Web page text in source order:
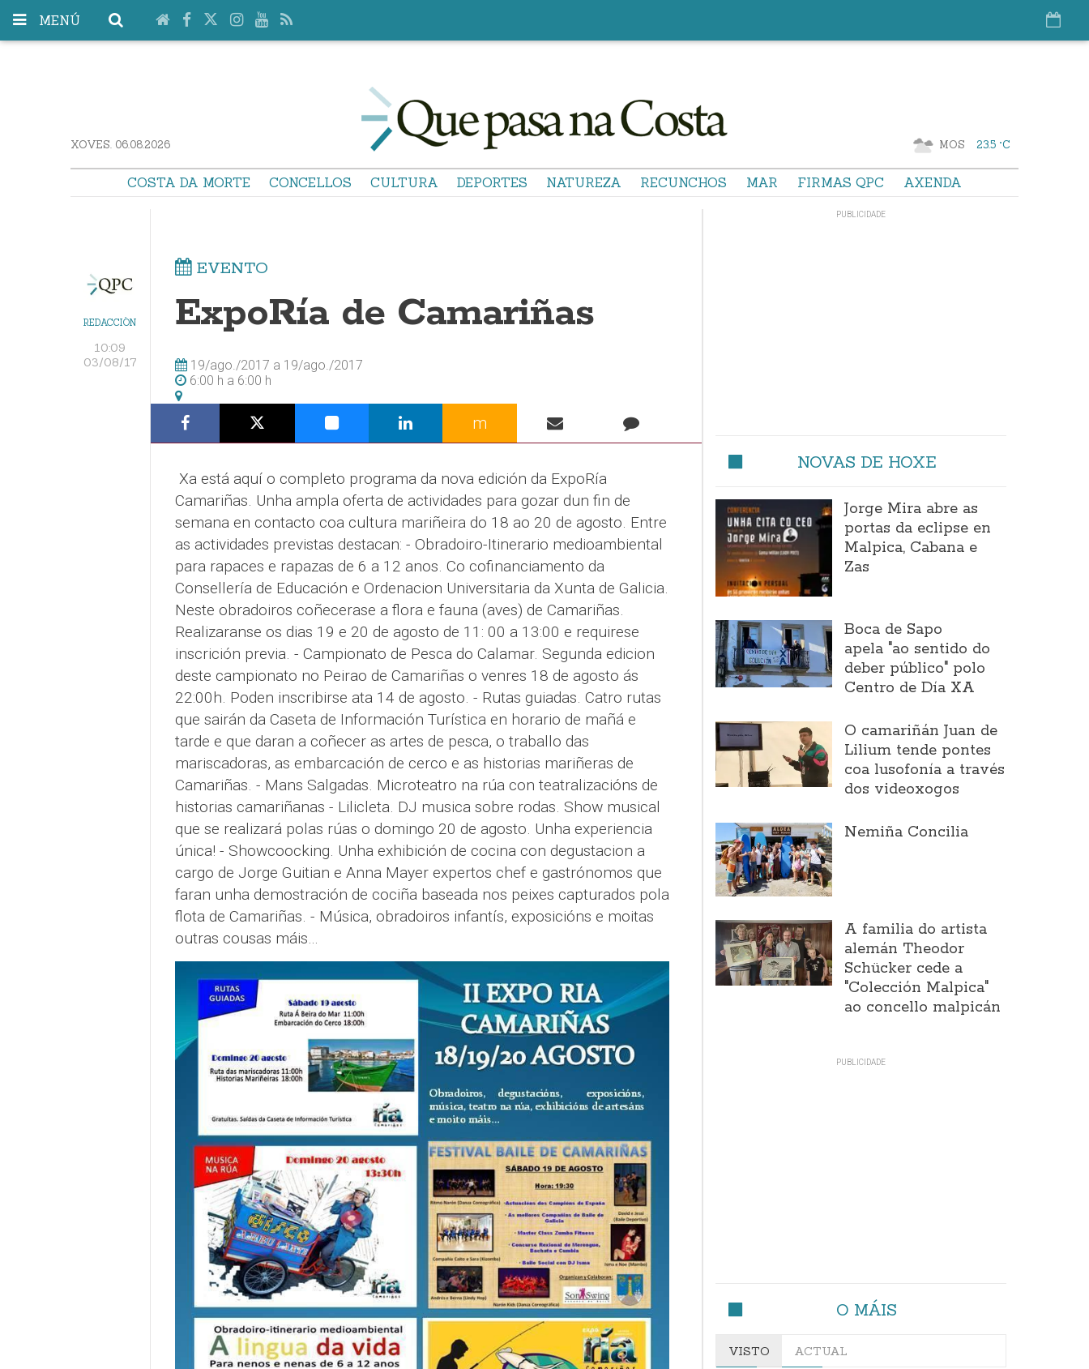
MENÚ
XOVES. 06.08.2026 MOS 23.5 °C
COSTA DA MORTE CONCELLOS CULTURA DEPORTES NATUREZA RECUNCHOS MAR FIRMAS QPC AXENDA
REDACCIÓN
10:09
03/08/17
EVENTO
ExpoRía de Camariñas
19/ago./2017 a 19/ago./2017
6:00 h a 6:00 h
m
Xa está aquí o completo programa da nova edición da ExpoRía
Camariñas. Unha ampla oferta de actividades para gozar dun fin de
semana en contacto coa cultura mariñeira do 18 ao 20 de agosto. Entre
as actividades previstas destacan: - Obradoiro-Itinerario medioambiental
para rapaces e rapazas de 6 a 12 anos. Co cofinanciamento da
Consellería de Educación e Ordenacion Universitaria da Xunta de Galicia.
Neste obradoiros coñecerase a flora e fauna (aves) de Camariñas.
Realizaranse os dias 19 e 20 de agosto de 11: 00 a 13:00 e requirese
inscrición previa. - Campionato de Pesca do Calamar. Segunda edicion
deste campionato no Peirao de Camariñas o venres 18 de agosto ás
22:00h. Poden inscribirse ata 14 de agosto. - Rutas guiadas. Catro rutas
que sairán da Caseta de Información Turística en horario de mañá e
tarde e que daran a coñecer as artes de pesca, o traballo das
mariscadoras, as embarcación de cerco e as historias mariñeras de
Camariñas. - Mans Salgadas. Microteatro na rúa con teatralizacións de
historias camariñanas - Lilicleta. DJ musica sobre rodas. Show musical
que se realizará polas rúas o domingo 20 de agosto. Unha experiencia
única! - Showcoocking. Unha exhibición de cocina con degustacion a
cargo de Jorge Guitian e Anna Mayer expertos chef e gastrónomos que
faran unha demostración de cociña baseada nos peixes capturados pola
flota de Camariñas. - Música, obradoiros infantís, exposicións e moitas
outras cousas máis…
NOVAS DE HOXE
Jorge Mira abre as
portas da eclipse en
Malpica, Cabana e
Zas
Boca de Sapo
apela "ao sentido do
deber público" polo
Centro de Día XA
O camariñán Juan de
Lilium tende pontes
coa lusofonía a través
dos videoxogos
Nemiña Concilia
A familia do artista
alemán Theodor
Schücker cede a
"Colección Malpica"
ao concello malpicán
O MÁIS
VISTO ACTUAL